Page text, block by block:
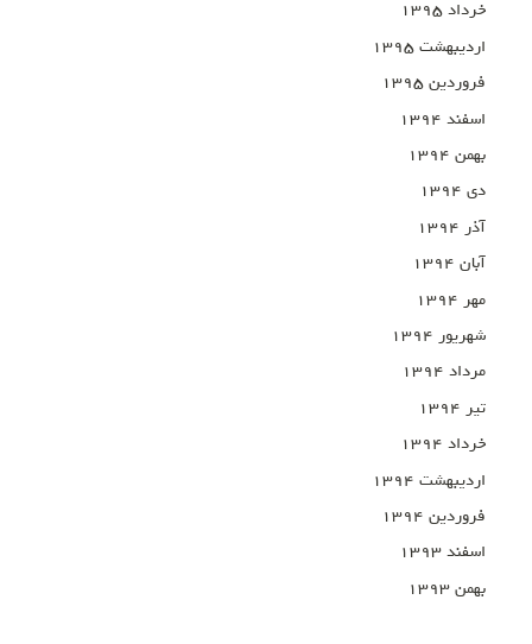
خرداد ۱۳۹۵
اردیبهشت ۱۳۹۵
فروردین ۱۳۹۵
اسفند ۱۳۹۴
بهمن ۱۳۹۴
دی ۱۳۹۴
آذر ۱۳۹۴
آبان ۱۳۹۴
مهر ۱۳۹۴
شهریور ۱۳۹۴
مرداد ۱۳۹۴
تیر ۱۳۹۴
خرداد ۱۳۹۴
اردیبهشت ۱۳۹۴
فروردین ۱۳۹۴
اسفند ۱۳۹۳
بهمن ۱۳۹۳